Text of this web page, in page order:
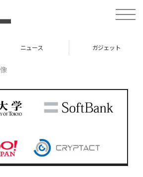
toggle
ニュース ガジェット